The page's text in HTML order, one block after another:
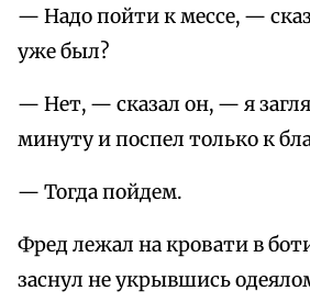
— Надо пойти к мессе, —
уже был?
— Нет, — сказал он, — я
минуту и поспел только к
— Тогда пойдем.
Фред лежал на кровати в
заснул не укрывшись